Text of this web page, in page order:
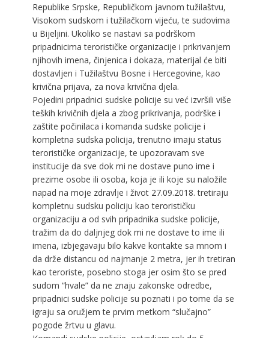
Republike Srpske, Republičkom javnom tužilaštvu,
Visokom sudskom i tužilačkom vijeću, te sudovima
u Bijeljini. Ukoliko se nastavi sa podrškom
pripadnicima terorističke organizacije i prikrivanjem
njihovih imena, činjenica i dokaza, materijal će biti
dostavljen i Tužilaštvu Bosne i Hercegovine, kao
krivična prijava, za nova krivična djela.
Pojedini pripadnici sudske policije su već izvršili više
teških krivičnih djela a zbog prikrivanja, podrške i
zaštite počinilaca i komanda sudske policije i
kompletna sudska policija, trenutno imaju status
terorističke organizacije, te upozoravam sve
institucije da sve dok mi ne dostave puno ime i
prezime osobe ili osoba, koja je ili koje su naložile
napad na moje zdravlje i život 27.09.2018. tretiraju
kompletnu sudsku policiju kao terorističku
organizaciju a od svih pripadnika sudske policije,
tražim da do daljnjeg dok mi ne dostave to ime ili
imena, izbjegavaju bilo kakve kontakte sa mnom i
da drže distancu od najmanje 2 metra, jer ih tretiran
kao teroriste, posebno stoga jer osim što se pred
sudom “hvale” da ne znaju zakonske odredbe,
pripadnici sudske policije su poznati i po tome da se
igraju sa oružjem te prvim metkom “slučajno”
pogode žrtvu u glavu.